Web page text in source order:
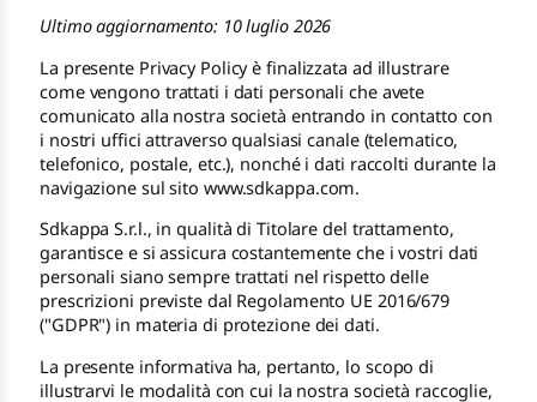
Ultimo aggiornamento: 10 luglio 2026
La presente Privacy Policy è finalizzata ad illustrare
come vengono trattati i dati personali che avete
comunicato alla nostra società entrando in contatto con
i nostri uffici attraverso qualsiasi canale (telematico,
telefonico, postale, etc.), nonché i dati raccolti durante la
navigazione sul sito www.sdkappa.com.
Sdkappa S.r.l., in qualità di Titolare del trattamento,
garantisce e si assicura costantemente che i vostri dati
personali siano sempre trattati nel rispetto delle
prescrizioni previste dal Regolamento UE 2016/679
("GDPR") in materia di protezione dei dati.
La presente informativa ha, pertanto, lo scopo di
illustrarvi le modalità con cui la nostra società raccoglie,